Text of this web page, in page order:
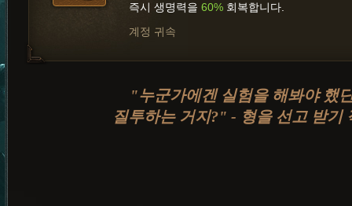
즉시 생명력을 60% 회복합니다.
계정 귀속
"누군가에겐 실험을 해봐야 했
질투하는 거지?" - 형을 선고 받기